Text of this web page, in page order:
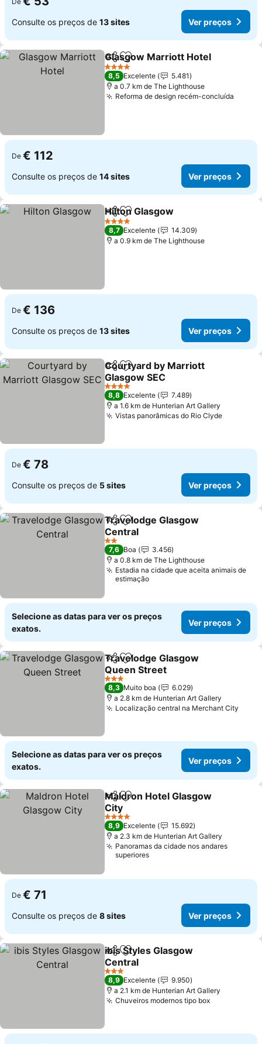
Consulte os preços de 13 sites Ver preços
PartilharAdicionar aos favoritos
Glasgow Marriott Hotel
4 Estrelas
8,5 Excelente
5.481
a 0.7 km de The Lighthouse
Reforma de design recém-concluída
De € 112
Consulte os preços de 14 sites Ver preços
PartilharAdicionar aos favoritos
Hilton Glasgow
4 Estrelas
8,7 Excelente
14.309
a 0.9 km de The Lighthouse
De € 136
Consulte os preços de 13 sites Ver preços
PartilharAdicionar aos favoritos
Courtyard by Marriott
Glasgow SEC
Ver preços
4 Estrelas
8,8 Excelente
7.489
a 1.6 km de Hunterian Art Gallery
Vistas panorâmicas do Rio ClydeVer
De € 78
Consulte os preços de 5 sites Ver preços
PartilharAdicionar aos favoritos
Travelodge Glasgow
Central
Ver preços
2 Estrelas
7,6 Boa
3.456
a 0.8 km de The Lighthouse
Estadia na cidade que aceita animais de
estimação
Selecione as datas para ver os preços
exatos.
Ver preços
PartilharAdicionar aos favoritos
Travelodge Glasgow
Queen Street
Ver preços
3 Estrelas
8,3 Muito boa
6.029
a 2.8 km de Hunterian Art Gallery
Localização central na Merchant City
Selecione as datas para ver os preços
exatos.
Ver preços
PartilharAdicionar aos favoritos
Maldron Hotel Glasgow
City
Ver preços
4 Estrelas
8,9 Excelente
15.692
a 2.3 km de Hunterian Art Gallery
Panoramas da cidade nos andares
superiores
De € 71
Consulte os preços de 8 sites Ver preços
PartilharAdicionar aos favoritos
ibis Styles Glasgow
Central
Ver preços
3 Estrelas
8,9 Excelente
9.950
a 2.1 km de Hunterian Art Gallery
Chuveiros modernos tipo boxVer preços